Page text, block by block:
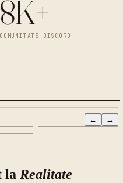
8K+
COMUNITATE DISCORD
← →
la Realitate